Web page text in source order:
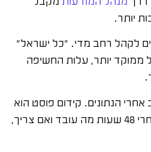
יותר.
לקהל רחב מדי. "כל ישראל"
ממוקד יותר, עלות החשיפה
הנתונים. קידום פוסט הוא
לא "הגדר ושכח". בדוק אחרי 48 שעות מה עובד ואם צריך,